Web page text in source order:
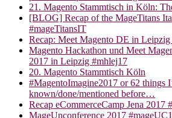
21. Magento Stammtisch in Köln:
[BLOG] Recap of the MageTitans
#mageTitansIT
Recap: Meet Magento DE in
Magento Hackathon und Meet
2017 in Leipzig #mhlej17
20. Magento Stammtisch Köln
#MagentoImagine2017 or 62 things
known/done/mentioned before…
Recap eCommerceCamp Jena 2017
MageUnconference 2017